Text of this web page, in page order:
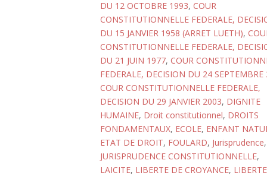
DU 12 OCTOBRE 1993, COUR
CONSTITUTIONNELLE FEDERALE,
DU 15 JANVIER 1958 (ARRET LUETH),
CONSTITUTIONNELLE FEDERALE,
DU 21 JUIN 1977, COUR
FEDERALE, DECISION DU 24 SEPTEMBRE
COUR CONSTITUTIONNELLE FEDERALE,
DECISION DU 29 JANVIER 2003, DIGNITE
HUMAINE, Droit constitutionnel, DROITS
FONDAMENTAUX, ECOLE, ENFANT
ETAT DE DROIT, FOULARD, Jurisprudence,
JURISPRUDENCE CONSTITUTIONNELLE,
LAICITE, LIBERTE DE CROYANCE, LIBERTE